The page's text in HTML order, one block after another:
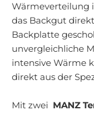
Wärmeverteilung
das Backgut
Backplatte
unvergleichliche
intensive Wärme
direkt aus der
Mit zwei MANZ